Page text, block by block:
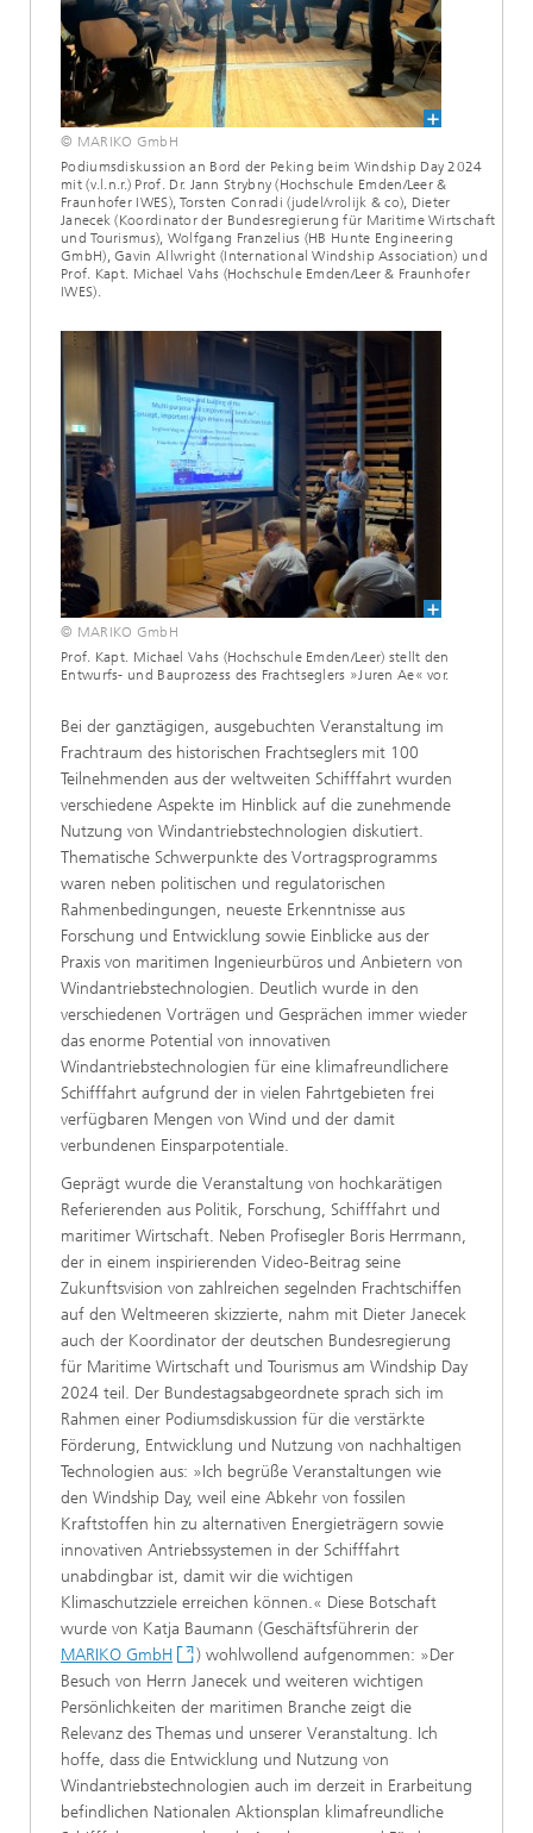
© MARIKO GmbH
Podiumsdiskussion an Bord der Peking beim Windship Day 2024
mit (v.l.n.r.) Prof. Dr. Jann Strybny (Hochschule Emden/Leer &
Fraunhofer IWES), Torsten Conradi (judel/vrolijk & co), Dieter
Janecek (Koordinator der Bundesregierung für Maritime Wirtschaft
und Tourismus), Wolfgang Franzelius (HB Hunte Engineering
GmbH), Gavin Allwright (International Windship Association) und
Prof. Kapt. Michael Vahs (Hochschule Emden/Leer & Fraunhofer
IWES).
© MARIKO GmbH
Prof. Kapt. Michael Vahs (Hochschule Emden/Leer) stellt den
Entwurfs- und Bauprozess des Frachtseglers »Juren Ae« vor.
Bei der ganztägigen, ausgebuchten Veranstaltung im
Frachtraum des historischen Frachtseglers mit 100
Teilnehmenden aus der weltweiten Schifffahrt wurden
verschiedene Aspekte im Hinblick auf die zunehmende
Nutzung von Windantriebstechnologien diskutiert.
Thematische Schwerpunkte des Vortragsprogramms
waren neben politischen und regulatorischen
Rahmenbedingungen, neueste Erkenntnisse aus
Forschung und Entwicklung sowie Einblicke aus der
Praxis von maritimen Ingenieurbüros und Anbietern von
Windantriebstechnologien. Deutlich wurde in den
verschiedenen Vorträgen und Gesprächen immer wieder
das enorme Potential von innovativen
Windantriebstechnologien für eine klimafreundlichere
Schifffahrt aufgrund der in vielen Fahrtgebieten frei
verfügbaren Mengen von Wind und der damit
verbundenen Einsparpotentiale.
Geprägt wurde die Veranstaltung von hochkarätigen
Referierenden aus Politik, Forschung, Schifffahrt und
maritimer Wirtschaft. Neben Profisegler Boris Herrmann,
der in einem inspirierenden Video-Beitrag seine
Zukunftsvision von zahlreichen segelnden Frachtschiffen
auf den Weltmeeren skizzierte, nahm mit Dieter Janecek
auch der Koordinator der deutschen Bundesregierung
für Maritime Wirtschaft und Tourismus am Windship Day
2024 teil. Der Bundestagsabgeordnete sprach sich im
Rahmen einer Podiumsdiskussion für die verstärkte
Förderung, Entwicklung und Nutzung von nachhaltigen
Technologien aus: »Ich begrüße Veranstaltungen wie
den Windship Day, weil eine Abkehr von fossilen
Kraftstoffen hin zu alternativen Energieträgern sowie
innovativen Antriebssystemen in der Schifffahrt
unabdingbar ist, damit wir die wichtigen
Klimaschutzziele erreichen können.« Diese Botschaft
wurde von Katja Baumann (Geschäftsführerin der
MARIKO GmbH
) wohlwollend aufgenommen: »Der
Besuch von Herrn Janecek und weiteren wichtigen
Persönlichkeiten der maritimen Branche zeigt die
Relevanz des Themas und unserer Veranstaltung. Ich
hoffe, dass die Entwicklung und Nutzung von
Windantriebstechnologien auch im derzeit in Erarbeitung
befindlichen Nationalen Aktionsplan klimafreundliche